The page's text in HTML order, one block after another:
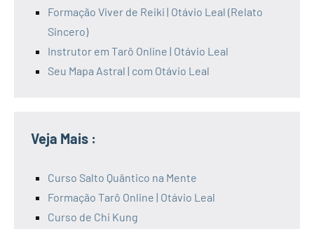
Formação Viver de Reiki | Otávio Leal (Relato
Sincero)
Instrutor em Tarô Online | Otávio Leal
Seu Mapa Astral | com Otávio Leal
Veja Mais :
Curso Salto Quântico na Mente
Formação Tarô Online | Otávio Leal
Curso de Chi Kung